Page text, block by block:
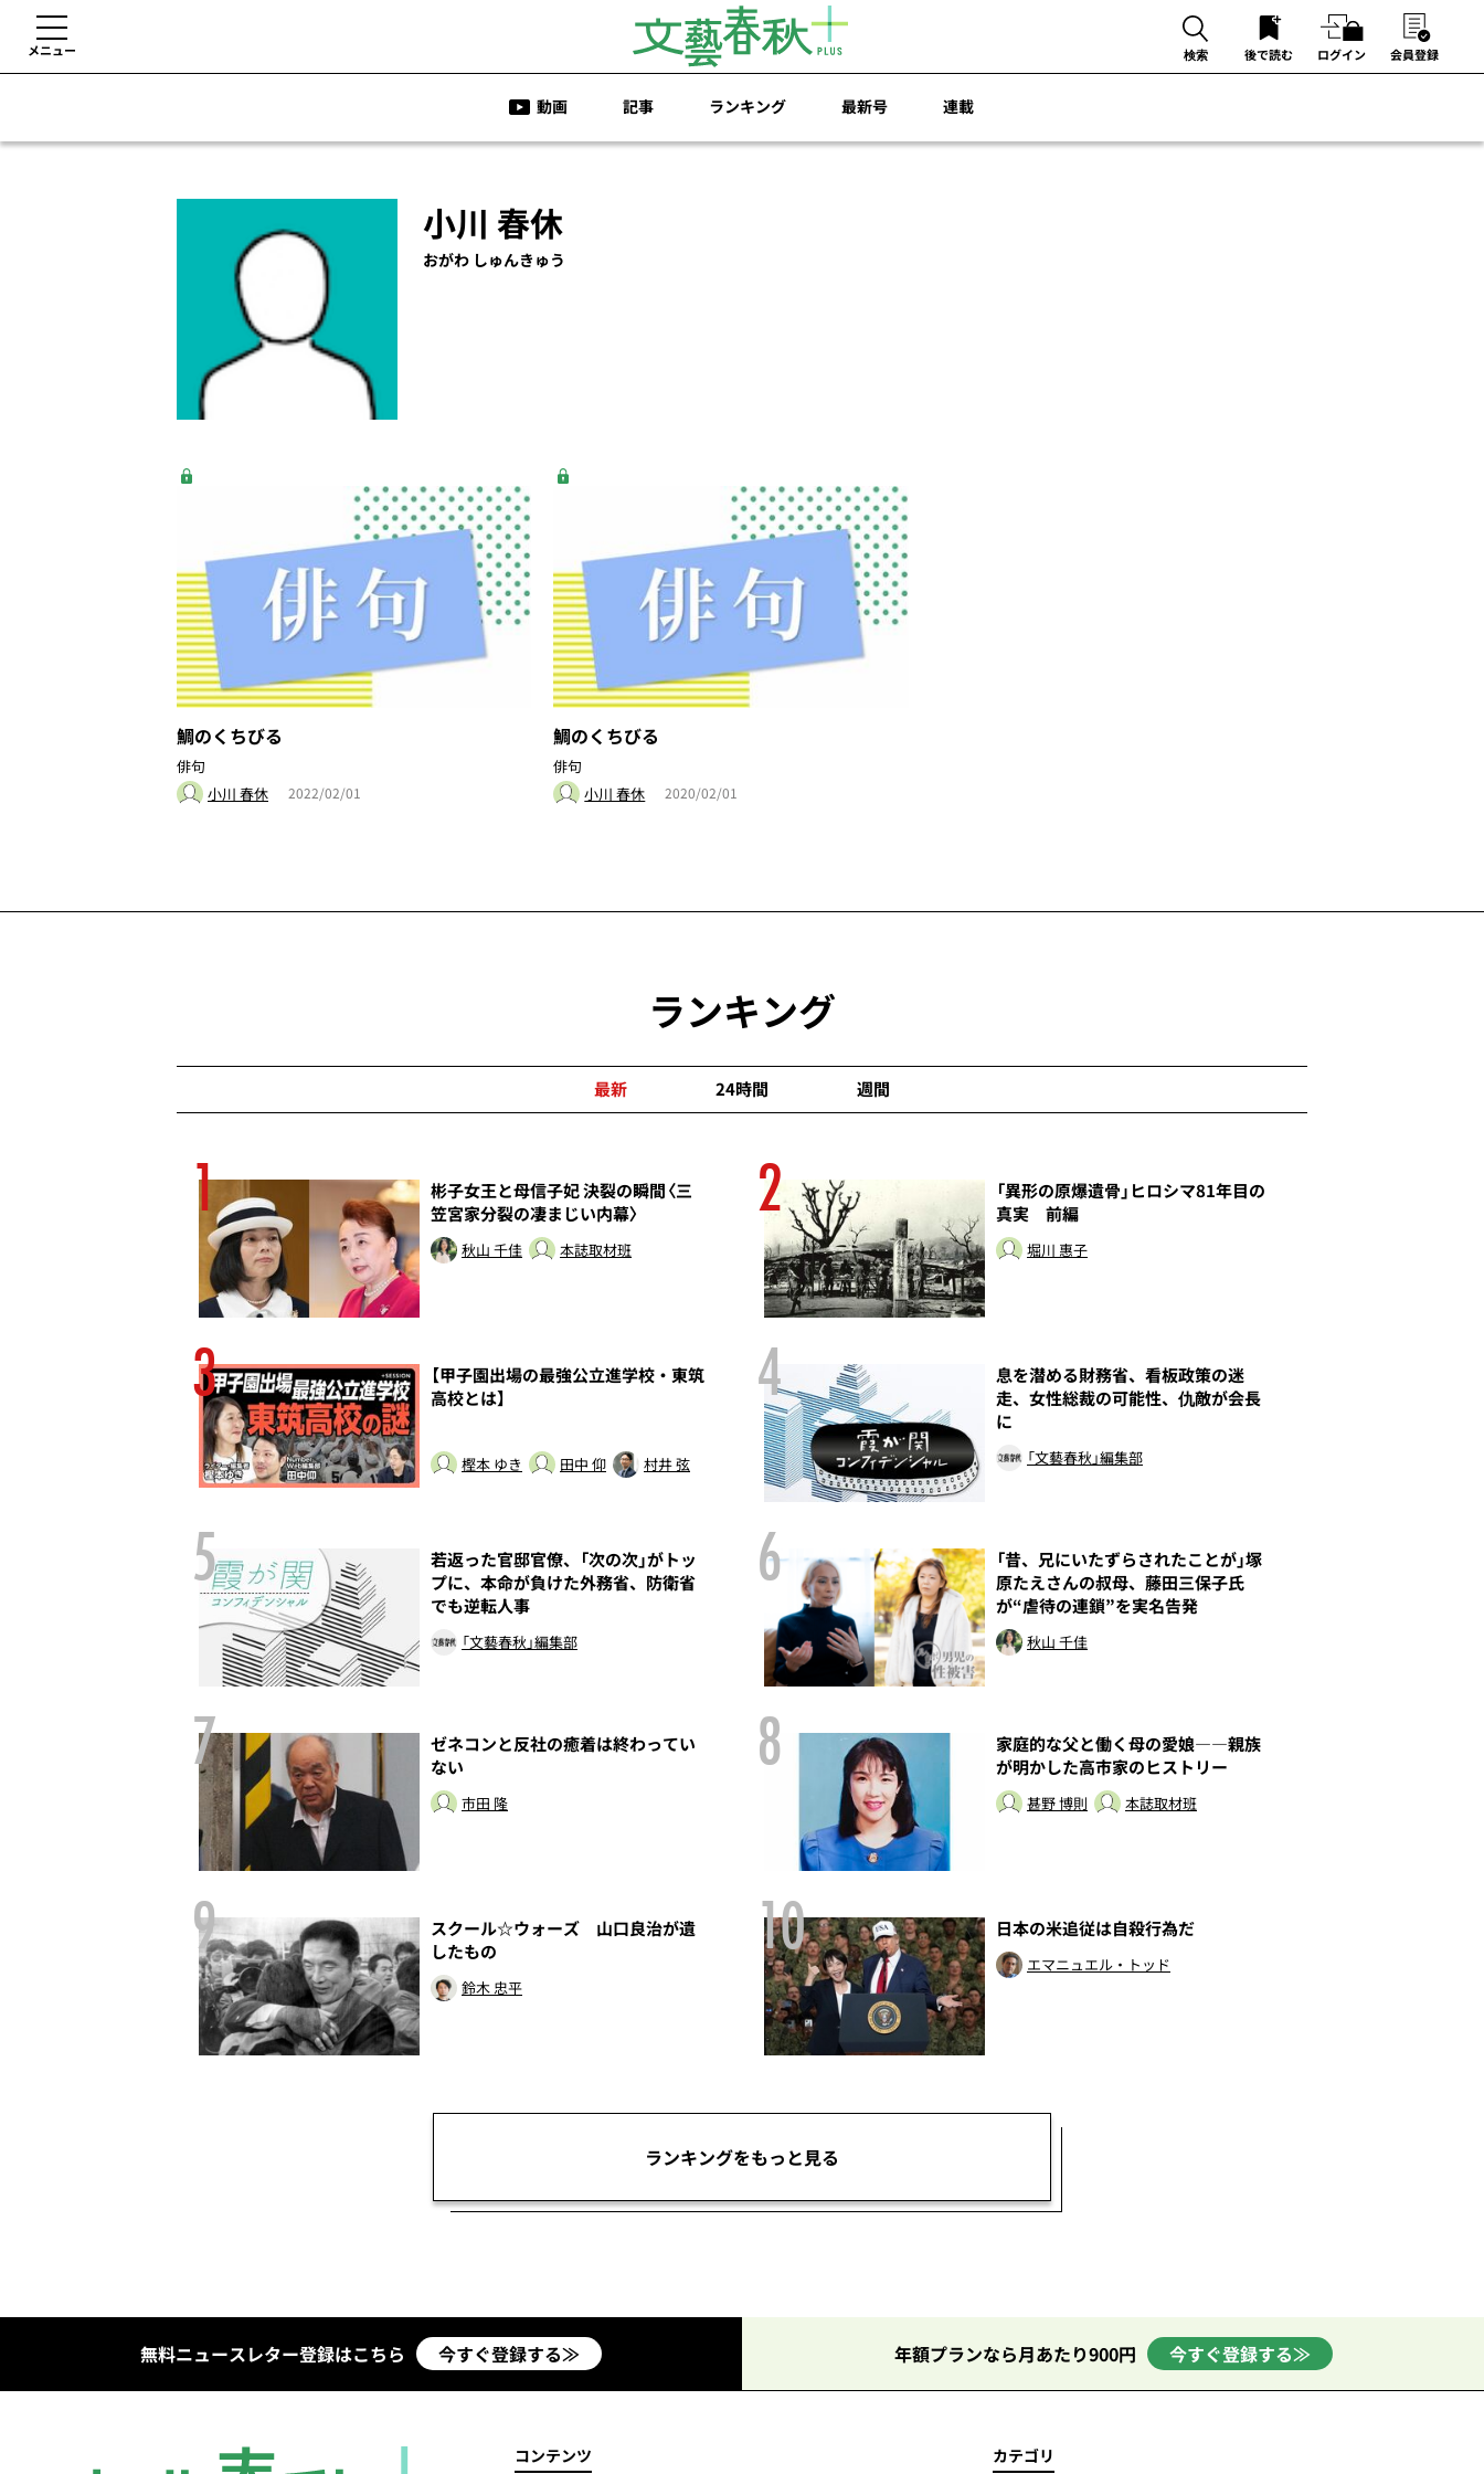
メニュー 検索 後で読む ログイン 会員登録
動画 記事 ランキング 最新号 連載
小川 春休
おがわ しゅんきゅう
鯛のくちびる
俳句
小川 春休
2022/02/01
鯛のくちびる
俳句
小川 春休
2020/02/01
ランキング
最新 24時間 週間
1
彬子女王と母信子妃 決裂の瞬間〈三
笠宮家分裂の凄まじい内幕〉
秋山 千佳 本誌取材班
2
「異形の原爆遺骨」ヒロシマ81年目の
真実 前編
堀川 惠子
3
【甲子園出場の最強公立進学校・東筑
高校とは】
樫本 ゆき 田中 仰 村井 弦
4
息を潜める財務省、看板政策の迷
走、女性総裁の可能性、仇敵が会長
に
「文藝春秋」編集部
5
若返った官邸官僚、「次の次」がトッ
プに、本命が負けた外務省、防衛省
でも逆転人事
「文藝春秋」編集部
6
「昔、兄にいたずらされたことが」塚
原たえさんの叔母、藤田三保子氏
が“虐待の連鎖”を実名告発
秋山 千佳
7
ゼネコンと反社の癒着は終わってい
ない
市田 隆
8
家庭的な父と働く母の愛娘――親族
が明かした高市家のヒストリー
甚野 博則 本誌取材班
9
スクール☆ウォーズ 山口良治が遺
したもの
鈴木 忠平
10 日本の米追従は自殺行為だ
エマニュエル・トッド
ランキングをもっと見る
無料ニュースレター登録はこちら 今すぐ登録する≫ 年額プランなら月あたり900円 今すぐ登録する≫
コンテンツ カテゴリ